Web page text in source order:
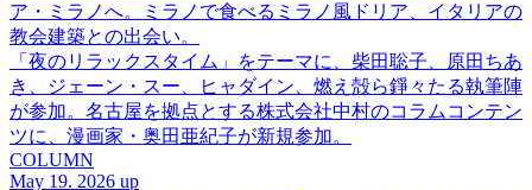
ア・ミラノへ。ミラノで食べるミラノ風ドリア、イタリアの
教会建築との出会い。
「夜のリラックスタイム」をテーマに、柴田聡子、原田ちあ
き、ジェーン・スー、ヒャダイン、燃え殻ら錚々たる執筆陣
が参加。名古屋を拠点とする株式会社中村のコラムコンテン
ツに、漫画家・奥田亜紀子が新規参加。
COLUMN
May 19. 2026 up